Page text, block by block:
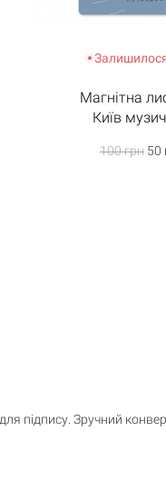
Магнітна
Київ
100 грн50
підпису. Зручний